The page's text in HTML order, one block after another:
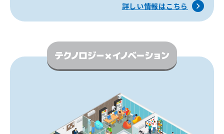
詳しい情報はこちら